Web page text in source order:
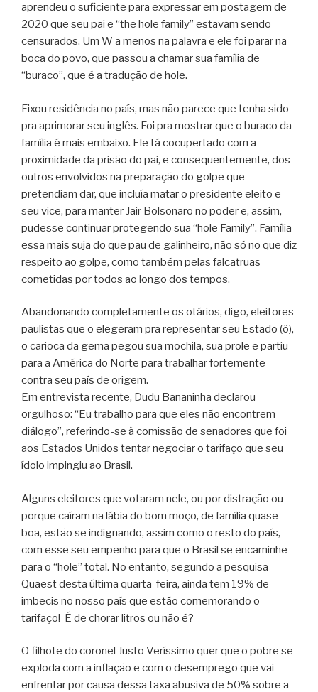
aprendeu o suficiente para expressar em postagem de
2020 que seu pai e “the hole family” estavam sendo
censurados. Um W a menos na palavra e ele foi parar na
boca do povo, que passou a chamar sua família de
“buraco”, que é a tradução de hole.
Fixou residência no país, mas não parece que tenha sido
pra aprimorar seu inglês. Foi pra mostrar que o buraco da
família é mais embaixo. Ele tá cocupertado com a
proximidade da prisão do pai, e consequentemente, dos
outros envolvidos na preparação do golpe que
pretendiam dar, que incluía matar o presidente eleito e
seu vice, para manter Jair Bolsonaro no poder e, assim,
pudesse continuar protegendo sua “hole Family”. Família
essa mais suja do que pau de galinheiro, não só no que diz
respeito ao golpe, como também pelas falcatruas
cometidas por todos ao longo dos tempos.
Abandonando completamente os otários, digo, eleitores
paulistas que o elegeram pra representar seu Estado (ô),
o carioca da gema pegou sua mochila, sua prole e partiu
para a América do Norte para trabalhar fortemente
contra seu país de origem.
Em entrevista recente, Dudu Bananinha declarou
orgulhoso: “Eu trabalho para que eles não encontrem
diálogo”, referindo-se à comissão de senadores que foi
aos Estados Unidos tentar negociar o tarifaço que seu
ídolo impingiu ao Brasil.
Alguns eleitores que votaram nele, ou por distração ou
porque caíram na lábia do bom moço, de família quase
boa, estão se indignando, assim como o resto do país,
com esse seu empenho para que o Brasil se encaminhe
para o “hole” total. No entanto, segundo a pesquisa
Quaest desta última quarta-feira, ainda tem 19% de
imbecis no nosso país que estão comemorando o
tarifaço! É de chorar litros ou não é?
O filhote do coronel Justo Veríssimo quer que o pobre se
exploda com a inflação e com o desemprego que vai
enfrentar por causa dessa taxa abusiva de 50% sobre a